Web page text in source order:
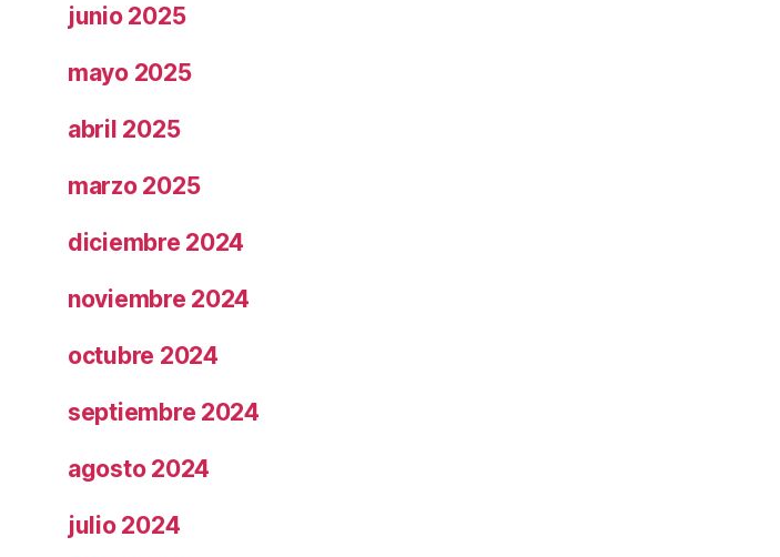
junio 2025
mayo 2025
abril 2025
marzo 2025
diciembre 2024
noviembre 2024
octubre 2024
septiembre 2024
agosto 2024
julio 2024